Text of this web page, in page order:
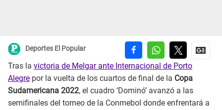
Deportes El Popular
Tras la victoria de Melgar ante Internacional de Porto
Alegre por la vuelta de los cuartos de final de la Copa
Sudamericana 2022, el cuadro ‘Dominó’ avanzó a las
semifinales del torneo de la Conmebol donde enfrentará a